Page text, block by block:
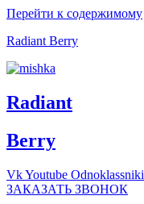
Перейти к содержимому
Radiant Berry
Radiant
Berry
VkYoutube Odnoklassniki
ЗАКАЗАТЬ ЗВОНОК